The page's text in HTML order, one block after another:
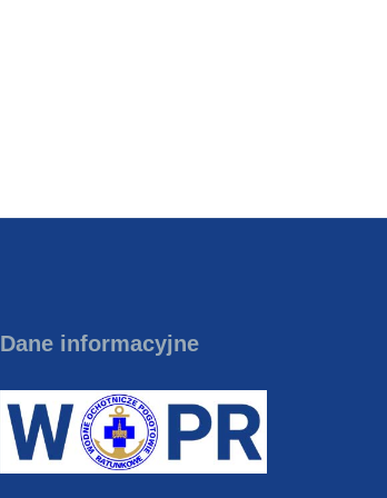
Dane informacyjne